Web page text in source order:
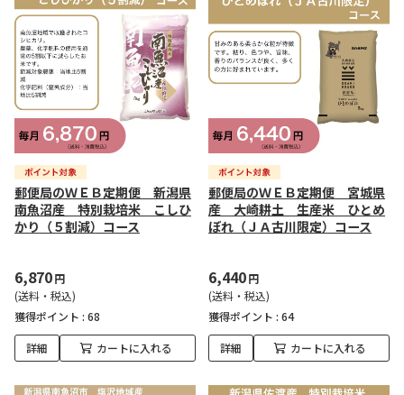
郵便局のＷＥＢ定期便 新潟県
南魚沼産 特別栽培米 こしひ
かり（５割減）コース
6,870円
(送料・税込)
獲得ポイント : 68
詳細 カートに入れる
郵便局のＷＥＢ定期便 宮城県
産 大崎耕土 生産米 ひとめ
ぼれ（ＪＡ古川限定）コース
6,440円
(送料・税込)
獲得ポイント : 64
詳細 カートに入れる